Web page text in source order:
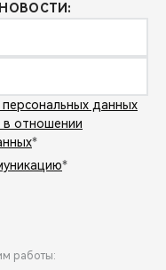
данных
в отношении
*
*
работы: